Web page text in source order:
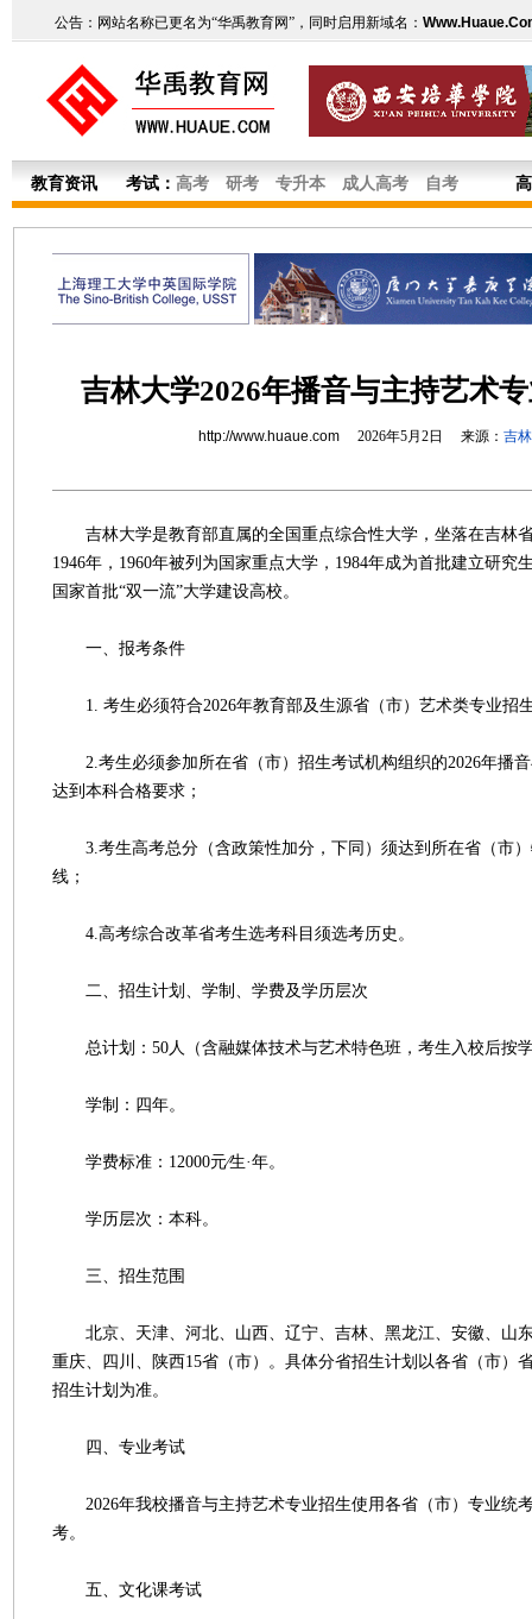
公告：网站名称已更名为“华禹教育网”，同时启用新域名：
教育资讯 考试： 高考 研考 专升本 成人高考 自考
吉林大学2026年播音与主持艺术
http://www.huaue.com2026年5月2日 来源： 吉
吉林大学是教育部直属的全国重点综合性大学，坐落在吉林
1946年，1960年被列为国家重点大学，1984年成为首批建立研究
国家首批“双一流”大学建设高校。
一、报考条件
1. 考生必须符合2026年教育部及生源省（市）艺术类专业招
2.考生必须参加所在省（市）招生考试机构组织的2026年播
达到本科合格要求；
3.考生高考总分（含政策性加分，下同）须达到所在省（市）
线；
4.高考综合改革省考生选考科目须选考历史。
二、招生计划、学制、学费及学历层次
总计划：50人（含融媒体技术与艺术特色班，考生入校后按
学制：四年。
学费标准：12000元∕生·年。
学历层次：本科。
三、招生范围
北京、天津、河北、山西、辽宁、吉林、黑龙江、安徽、山
重庆、四川、陕西15省（市）。具体分省招生计划以各省（市）
招生计划为准。
四、专业考试
2026年我校播音与主持艺术专业招生使用各省（市）专业统
考。
五、文化课考试